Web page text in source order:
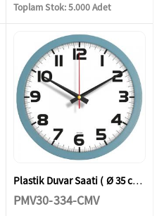
Toplam Stok: 5.000 Adet
Plastik Duvar Saati ( Ø 35 cm )
PMV30-334-CMV